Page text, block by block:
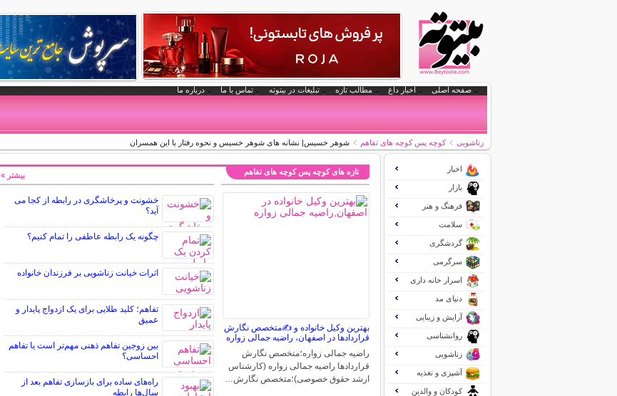
صفحه اصلی اخبار داغ مطالب تازه تبلیغات در بیتوته تماس با ما درباره ما
زناشویی کوچه پس کوچه های تفاهم شوهر خسیس| نشانه های شوهر خسیس و نحوه رفتار با این همسران
تازه های کوچه پس کوچه های تفاهم
بهترین وکیل خانواده و ✍️متخصص نگارش
قراردادها در اصفهان، راضیه جمالی زواره
راضیه جمالی زواره؛متخصص نگارش
قراردادها راضیه جمالی زواره (کارشناس
ارشد حقوق خصوصی)؛متخصص نگارش…
خشونت و پرخاشگری در رابطه از کجا می
آید؟
چگونه یک رابطه عاطفی را تمام کنیم؟
اثرات خیانت زناشویی بر فرزندان خانواده
تفاهم؛ کلید طلایی برای یک ازدواج پایدار و
عمیق
بین زوجین تفاهم ذهنی مهم‌تر است یا تفاهم
احساسی؟
راه‌های ساده برای بازسازی تفاهم بعد از
سال‌ها رابطه
بیشتر »
اخبار
بازار
فرهنگ و هنر
سلامت
گردشگری
سرگرمی
اسرار خانه داری
دنیای مد
آرایش و زیبایی
روانشناسی
زناشویی
آشپزی و تغذیه
کودکان و والدین